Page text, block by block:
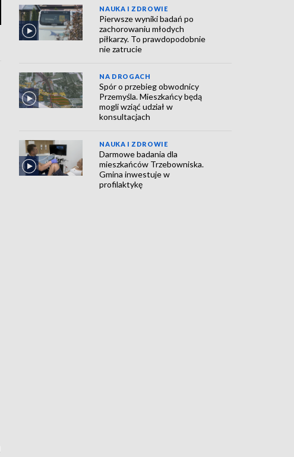
NAUKA I ZDROWIE
Pierwsze wyniki badań po
zachorowaniu młodych
piłkarzy. To prawdopodobnie
nie zatrucie
NA DROGACH
Spór o przebieg obwodnicy
Przemyśla. Mieszkańcy będą
mogli wziąć udział w
konsultacjach
NAUKA I ZDROWIE
Darmowe badania dla
mieszkańców Trzebowniska.
Gmina inwestuje w
profilaktykę